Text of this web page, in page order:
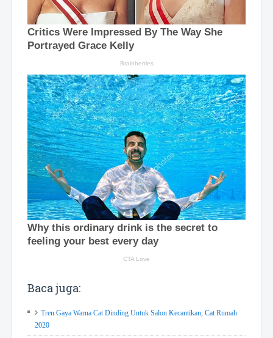
Baca juga:
Tren Gaya Warna Cat Dinding Untuk Salon Kecantikan, Cat Rumah
2020